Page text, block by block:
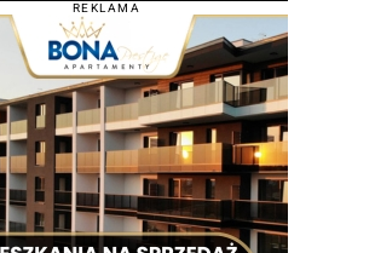
REKLAMA